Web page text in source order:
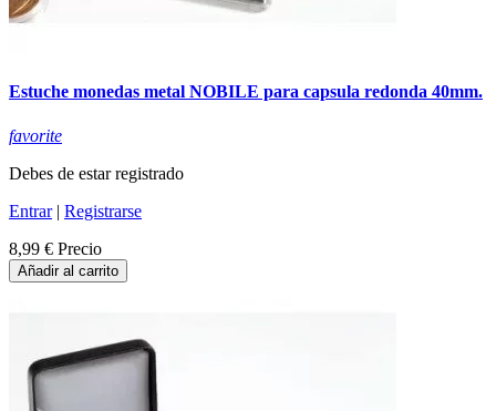
Estuche monedas metal NOBILE para capsula redonda 40mm.
favorite
Debes de estar registrado
Entrar| Registrarse
8,99 € Precio
Añadir al carrito